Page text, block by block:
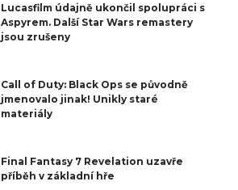
Lucasfilm údajně ukončil spolupráci s
Aspyrem. Další Star Wars remastery
jsou zrušeny
Call of Duty: Black Ops se původně
jmenovalo jinak! Unikly staré
materiály
Final Fantasy 7 Revelation uzavře
příběh v základní hře